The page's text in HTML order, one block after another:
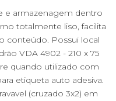
e armazenagem dentro
totalmente liso, facilita
conteúdo. Possui local
VDA 4902 - 210 x 75
quando utilizado com
etiqueta auto adesiva.
(cruzado 3x2) em